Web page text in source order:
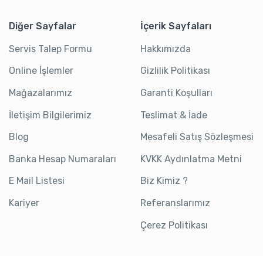
Diğer Sayfalar
Servis Talep Formu
Online İşlemler
Mağazalarımız
İletişim Bilgilerimiz
Blog
Banka Hesap Numaraları
E Mail Listesi
Kariyer
İçerik Sayfaları
Hakkımızda
Gizlilik Politikası
Garanti Koşulları
Teslimat & İade
Mesafeli Satış Sözleşmesi
KVKK Aydınlatma Metni
Biz Kimiz ?
Referanslarımız
Çerez Politikası